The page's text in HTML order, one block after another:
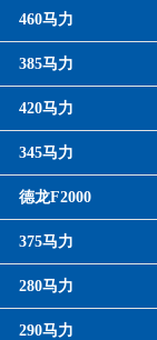
460马力
385马力
420马力
345马力
德龙F2000
375马力
280马力
290马力